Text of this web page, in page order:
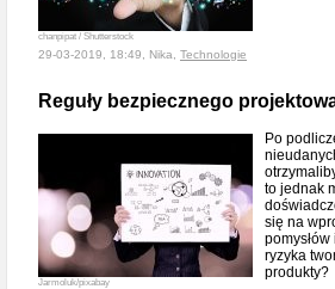
chanpipat / Shutterstock
29-03-2019, 18:49, Nika, Technologie
Reguły bezpiecznego
Jarmoluk/pixabay
Po
to jednak
się na
ryzyka
produkty?